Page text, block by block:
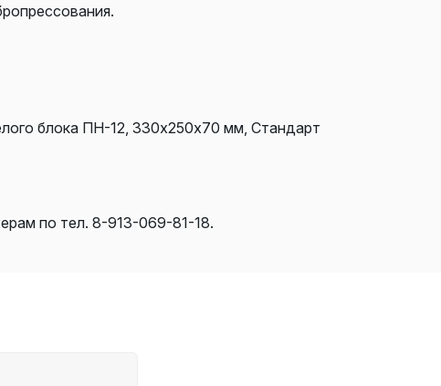
блока ПН-12, 330х250х70 мм, Стандарт
по тел. 8-913-069-81-18.